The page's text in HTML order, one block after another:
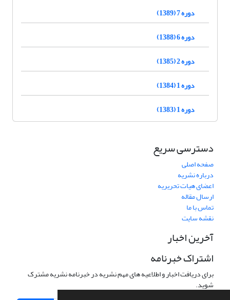
دوره 7 (1389)
دوره 6 (1388)
دوره 2 (1385)
دوره 1 (1384)
دوره 1 (1383)
دسترسی سریع
صفحه اصلی
درباره نشریه
اعضای هیات تحریریه
ارسال مقاله
تماس با ما
نقشه سایت
آخرین اخبار
اشتراک خبرنامه
برای دریافت اخبار و اطلاعیه های مهم نشریه در خبرنامه نشریه مشترک
شوید.